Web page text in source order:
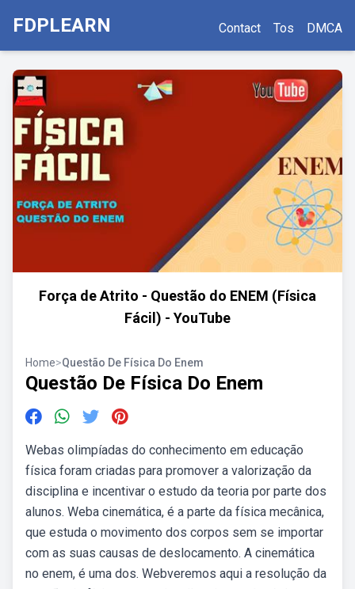
FDPLEARN Contact Tos DMCA
Força de Atrito - Questão do ENEM (Física
Fácil) - YouTube
Home>Questão De Física Do Enem
Questão De Física Do Enem
Webas olimpíadas do conhecimento em educação
física foram criadas para promover a valorização da
disciplina e incentivar o estudo da teoria por parte dos
alunos. Weba cinemática, é a parte da física mecânica,
que estuda o movimento dos corpos sem se importar
com as suas causas de deslocamento. A cinemática
no enem, é uma dos. Webveremos aqui a resolução da